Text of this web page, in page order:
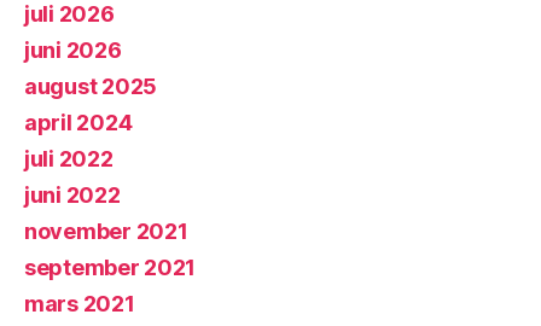
juli 2026
juni 2026
august 2025
april 2024
juli 2022
juni 2022
november 2021
september 2021
mars 2021